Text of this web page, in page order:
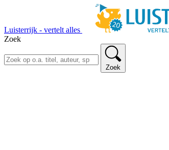
Luisterrijk - vertelt alles
Zoek
Zoek